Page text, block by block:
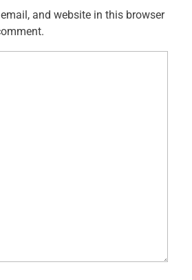
and website in this browser